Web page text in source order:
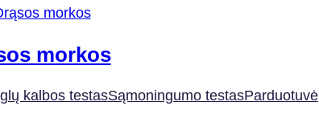
morkos
kalbos testasSąmoningumo testasParduotuvė